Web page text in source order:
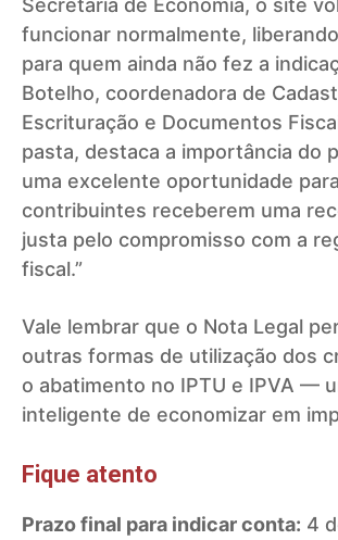
funcionar normalmente,
para quem ainda não fez a
Botelho, coordenadora de
Escrituração e Documentos
pasta, destaca a importância do
uma excelente oportunidade
contribuintes receberem uma
justa pelo compromisso com a
fiscal.”
Vale lembrar que o Nota Legal
outras formas de utilização dos
o abatimento no IPTU e IPVA —
inteligente de economizar em
Fique atento
Prazo final para indicar conta: 4